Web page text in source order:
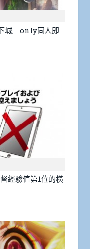
城』only同人即
經驗值第1位的橫